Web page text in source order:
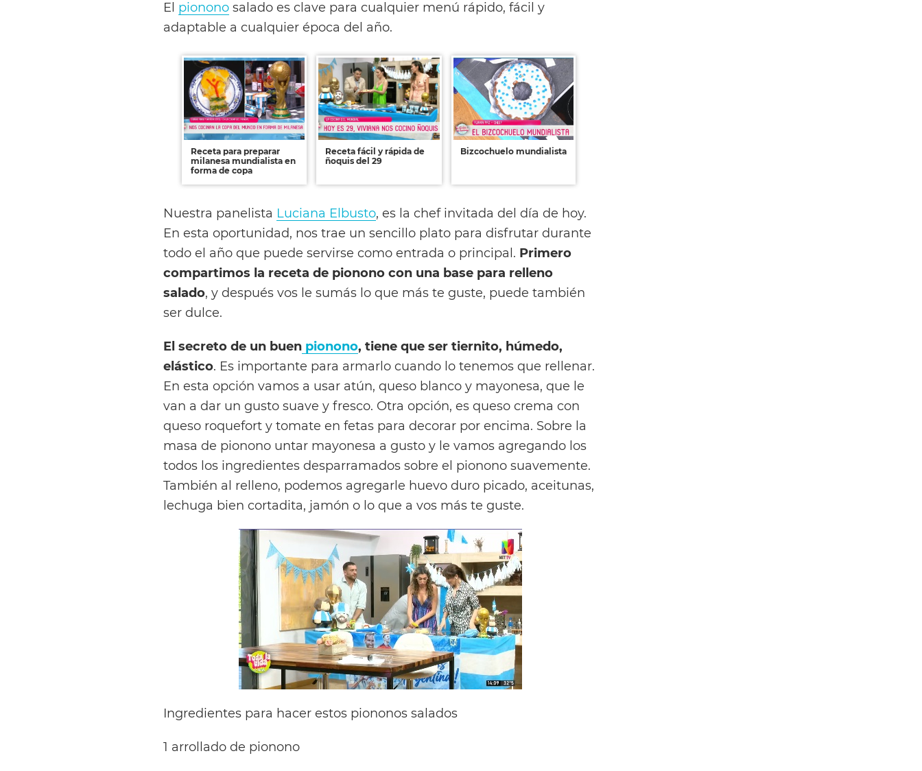
El pionono salado es clave para cualquier menú rápido, fácil y
adaptable a cualquier época del año.
Receta para preparar
milanesa mundialista en
forma de copa
Receta fácil y rápida de
ñoquis del 29
Bizcochuelo mundialista
Nuestra panelista Luciana Elbusto, es la chef invitada del día de hoy.
En esta oportunidad, nos trae un sencillo plato para disfrutar durante
todo el año que puede servirse como entrada o principal. Primero
compartimos la receta de pionono con una base para relleno
salado, y después vos le sumás lo que más te guste, puede también
ser dulce.
El secreto de un buen pionono, tiene que ser tiernito, húmedo,
elástico. Es importante para armarlo cuando lo tenemos que rellenar.
En esta opción vamos a usar atún, queso blanco y mayonesa, que le
van a dar un gusto suave y fresco. Otra opción, es queso crema con
queso roquefort y tomate en fetas para decorar por encima. Sobre la
masa de pionono untar mayonesa a gusto y le vamos agregando los
todos los ingredientes desparramados sobre el pionono suavemente.
También al relleno, podemos agregarle huevo duro picado, aceitunas,
lechuga bien cortadita, jamón o lo que a vos más te guste.
Ingredientes para hacer estos piononos salados
1 arrollado de pionono